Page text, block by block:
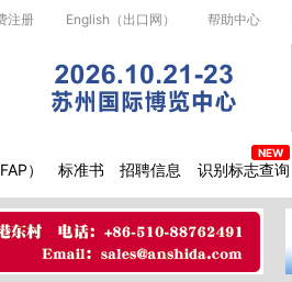
English（出口网） 帮助中心
注册
） 标准书 招聘信息 识别标志查询